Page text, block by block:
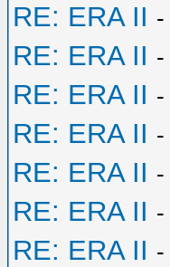
RE: ERA II -
RE: ERA II -
RE: ERA II -
RE: ERA II -
RE: ERA II -
RE: ERA II -
RE: ERA II -